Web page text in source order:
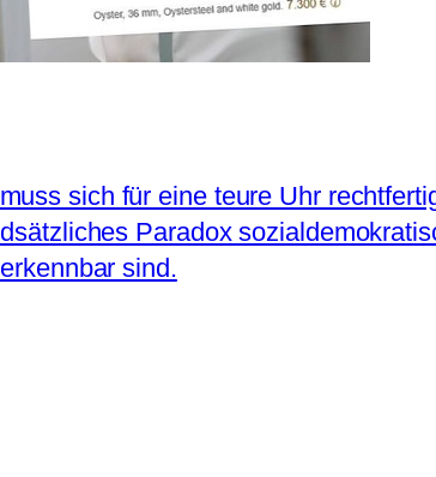
sich für eine teure Uhr
Paradox
sind.